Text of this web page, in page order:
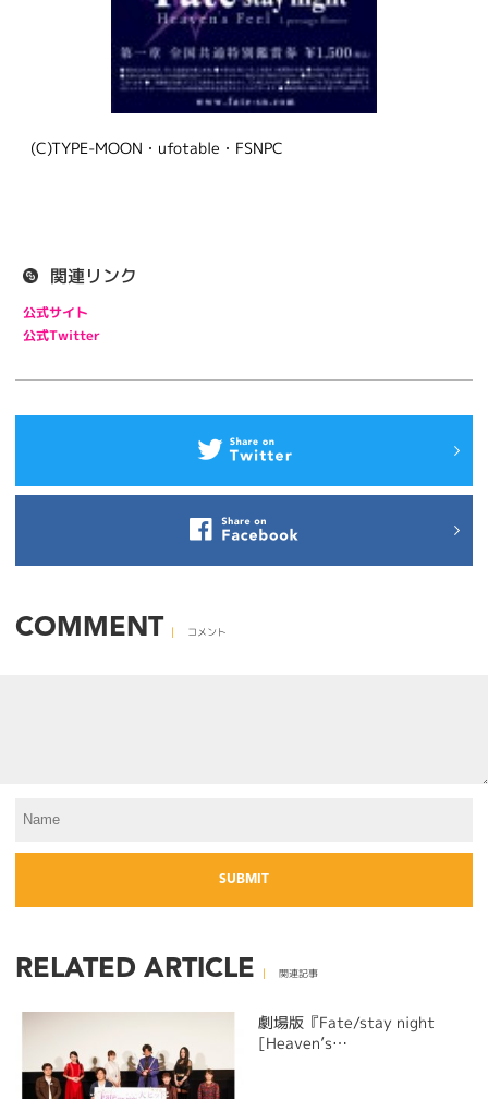
(C)TYPE-MOON・ufotable・FSNPC
関連リンク
公式サイト
公式Twitter
COMMENT コメント
RELATED ARTICLE 関連記事
劇場版『Fate/stay night
[Heaven’s…